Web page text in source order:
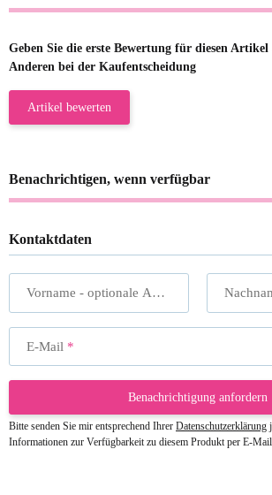
Geben Sie die erste Bewertung für diesen
Anderen bei der Kaufentscheidung
Artikel bewerten
Benachrichtigen, wenn verfügbar
Kontaktdaten
Vorname - optionale Angabe
E-Mail
Benachrichtigung anfordern
Bitte senden Sie mir entsprechend Ihrer Datenschutzerklärung
Informationen zur Verfügbarkeit zu diesem Produkt per E-